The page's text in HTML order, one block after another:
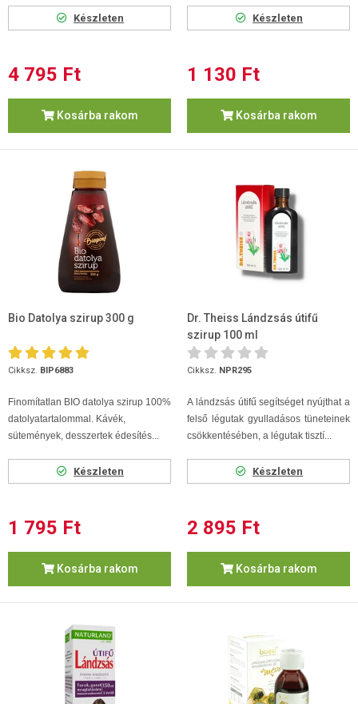
Készleten
4 795 Ft
Kosárba rakom
Készleten
1 130 Ft
Kosárba rakom
Bio Datolya szirup 300 g
Cikksz. BIP6883
Finomítatlan BIO datolya szirup 100%
datolyatartalommal. Kávék,
sütemények, desszertek édesítés...
Készleten
1 795 Ft
Kosárba rakom
Dr. Theiss Lándzsás útifű
szirup 100 ml
Cikksz. NPR295
A lándzsás útifű segítséget nyújthat a
felső légutak gyulladásos tüneteinek
csökkentésében, a légutak tisztí...
Készleten
2 895 Ft
Kosárba rakom